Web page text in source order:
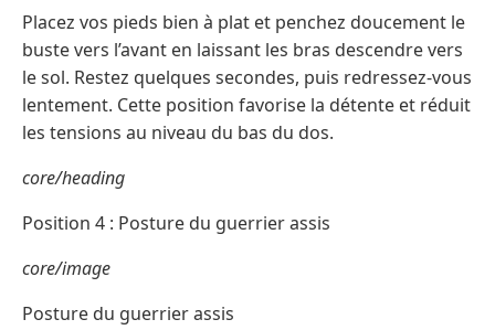
Placez vos pieds bien à plat et penchez doucement le
buste vers l’avant en laissant les bras descendre vers
le sol. Restez quelques secondes, puis redressez-vous
lentement. Cette position favorise la détente et réduit
les tensions au niveau du bas du dos.
core/heading
Position 4 : Posture du guerrier assis
core/image
Posture du guerrier assis